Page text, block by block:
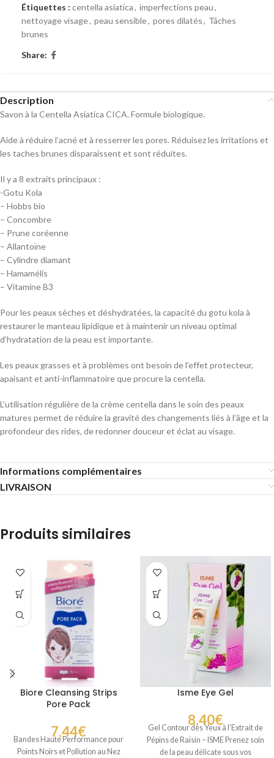
Étiquettes : centella asiatica, imperfections peau,
nettoyage visage, peau sensible, pores dilatés, Tâches
brunes
Share:
Description
Savon à la Centella Asiatica CICA. Formule biologique.
Aide à réduire l’acné et à resserrer les pores. Réduisez les irritations et
les taches brunes disparaissent et sont réduites.
Il y a 8 extraits principaux :
-Gotu Kola
– Hobbs bio
– Concombre
– Prune coréenne
– Allantoïne
– Cylindre diamant
– Hamamélis
– Vitamine B3
Pour les peaux sèches et déshydratées, la capacité du gotu kola à
restaurer le manteau lipidique et à maintenir un niveau optimal
d’hydratation de la peau est importante.
Les peaux grasses et à problèmes ont besoin de l’effet protecteur,
apaisant et anti-inflammatoire que procure la centella.
L’utilisation régulière de la crème centella dans le soin des peaux
matures permet de réduire la gravité des changements liés à l’âge et la
profondeur des rides, de redonner douceur et éclat au visage.
Informations complémentaires
LIVRAISON
Produits similaires
Biore Cleansing Strips
Pore Pack
7,44€
Bandes Haute Performance pour
Points Noirs et Pollution au Nez
Isme Eye Gel
8,40€
Gel Contour des Yeux à l’Extrait de
Pépins de Raisin – ISME Prenez soin
de la peau délicate sous vos